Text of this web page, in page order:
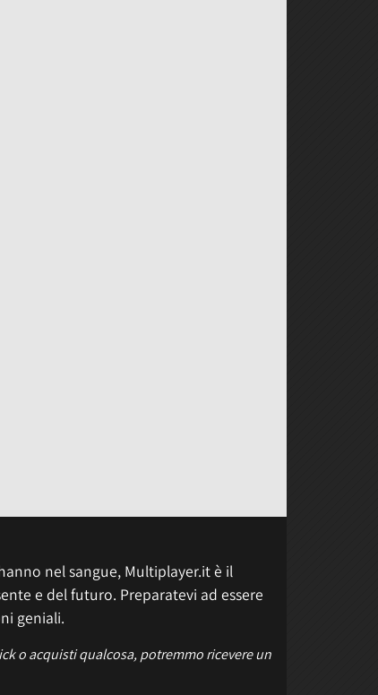
nel sangue, Multiplayer.it è il
e del futuro. Preparatevi ad essere
geniali.
o acquisti qualcosa, potremmo ricevere un